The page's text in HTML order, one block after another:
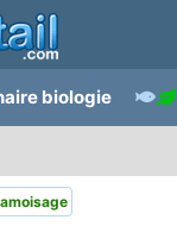
biologie